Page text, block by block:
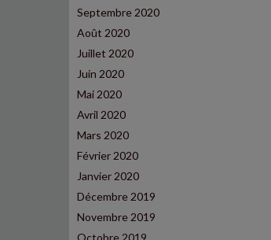
Septembre 2020
Août 2020
Juillet 2020
Juin 2020
Mai 2020
Avril 2020
Mars 2020
Février 2020
Janvier 2020
Décembre 2019
Novembre 2019
Octobre 2019